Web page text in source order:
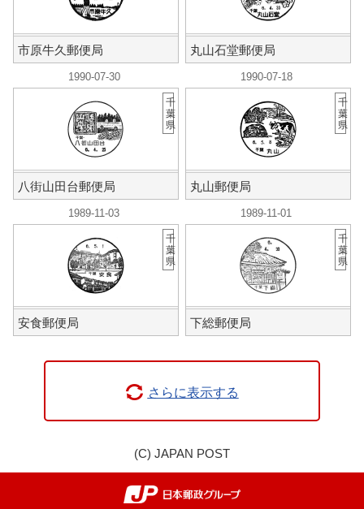
市原牛久郵便局 丸山石堂郵便局
1990-07-30
八街山田台郵便局
千
葉
県
1990-07-18
丸山郵便局
千
葉
県
1989-11-03
安食郵便局
千
葉
県
1989-11-01
下総郵便局
千
葉
県
さらに表示する
(C) JAPAN POST